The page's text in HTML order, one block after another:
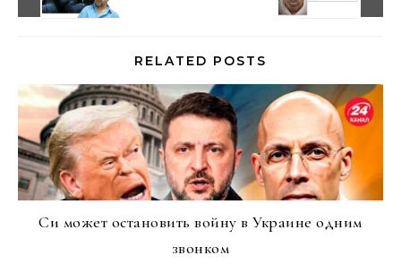
RELATED POSTS
Си может остановить войну в Украине одним
звонком